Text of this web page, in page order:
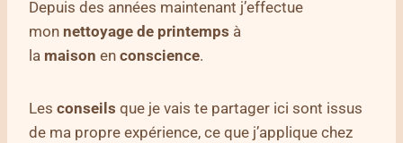
Depuis des années maintenant j’effectue
mon nettoyage de printemps à
la maison en conscience.
Les conseils que je vais te partager ici sont issus
de ma propre expérience, ce que j’applique chez